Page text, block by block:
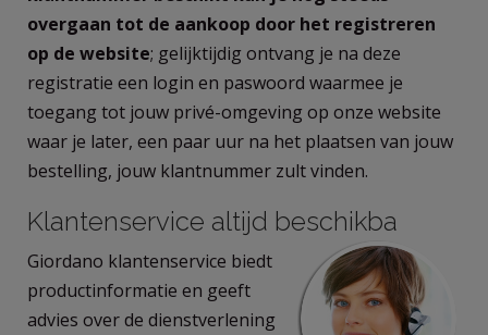
overgaan tot de aankoop door het registreren
op de website; gelijktijdig ontvang je na deze
registratie een login en paswoord waarmee je
toegang tot jouw privé-omgeving op onze website
waar je later, een paar uur na het plaatsen van jouw
bestelling, jouw klantnummer zult vinden.
Klantenservice altijd beschikba
Giordano klantenservice biedt
productinformatie en geeft
advies over de dienstverlening